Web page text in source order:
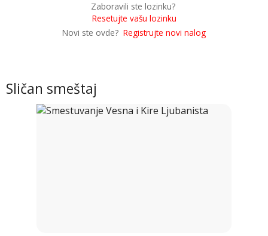
Sličan smeštaj
Zaboravili ste lozinku?
Resetujte vašu lozinku
Novi ste ovde? Registrujte novi nalog